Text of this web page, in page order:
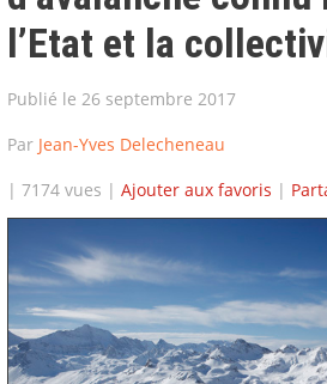
l’Etat et la
Publié le 26 septembre 2017
Par Jean-Yves Delecheneau
| 7174 vues | Ajouter aux favoris |